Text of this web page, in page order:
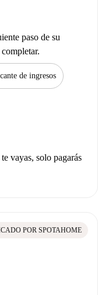
paso de su
de ingresos
vayas, solo pagarás
POR SPOTAHOME